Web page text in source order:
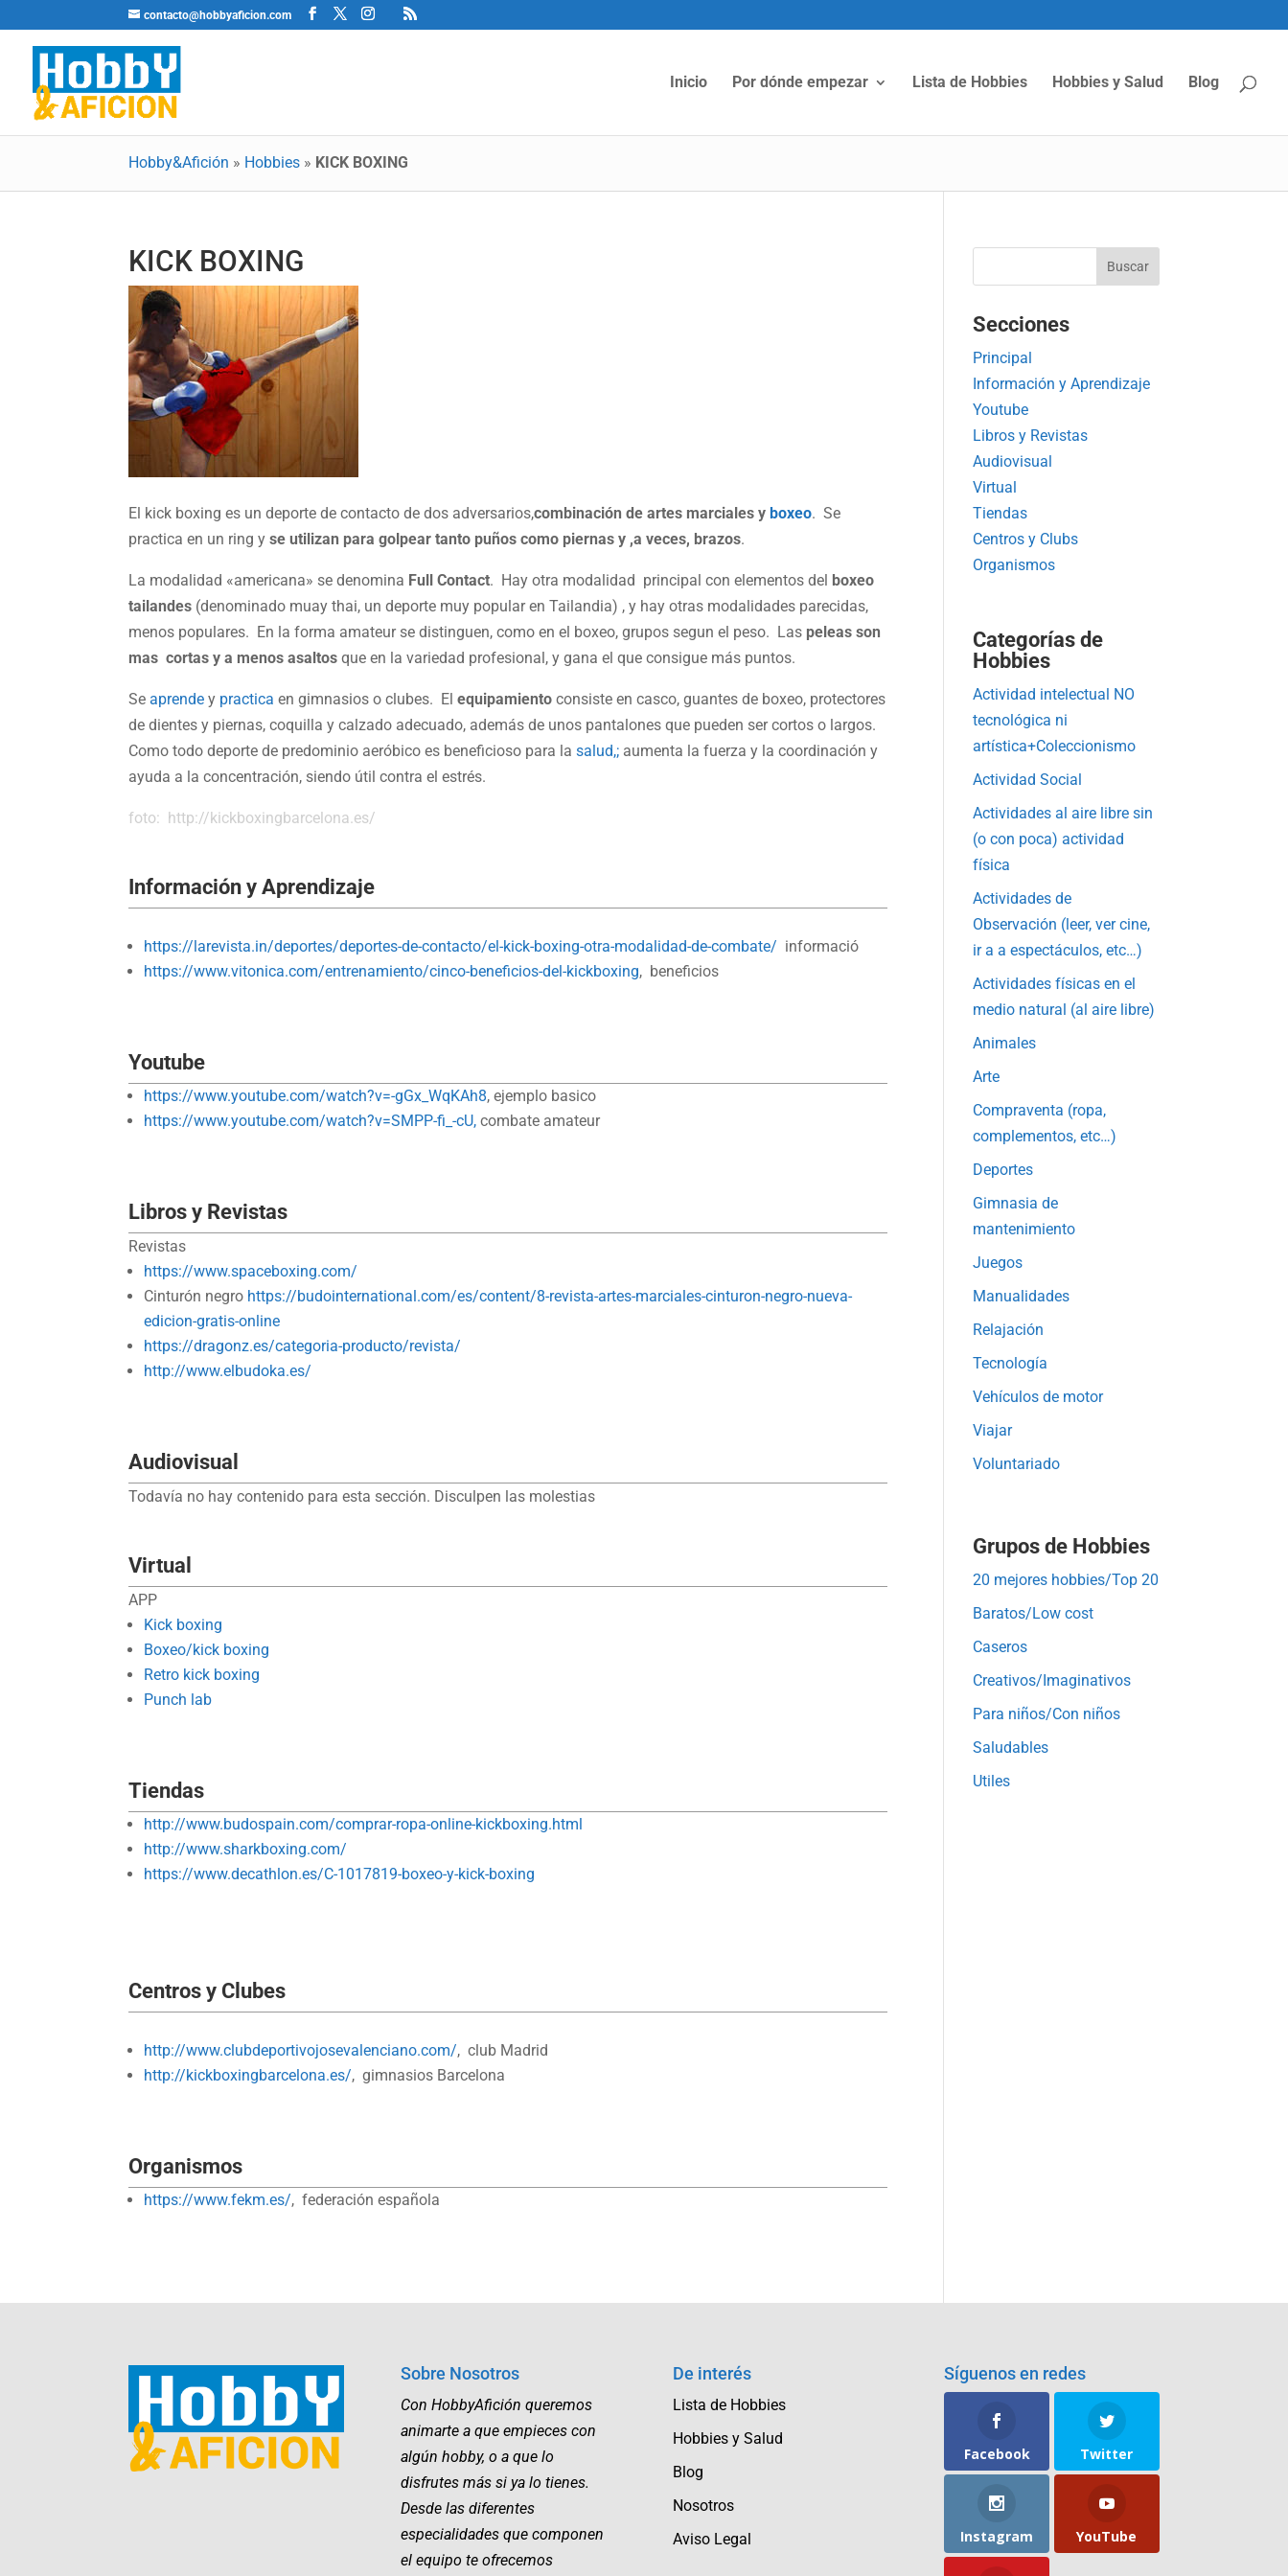
contacto@hobbyaficion.com
Hobby&Afición » Hobbies » KICK BOXING
Inicio Por dónde empezar Lista de Hobbies Hobbies y Salud Blog
KICK BOXING
El kick boxing es un deporte de contacto de dos adversarios,combinación de artes marciales yboxeo. Se
practica en un ring yse utilizan para golpear tanto puños como piernas y ,a veces, brazos.
La modalidad «americana» se denomina Full Contact. Hay otra modalidad principal con elementos del boxeo
tailandes (denominado muay thai, un deporte muy popular en Tailandia) , y hay otras modalidades parecidas,
menos populares. En la forma amateur se distinguen, como en el boxeo, grupos segun el peso. Las peleas son
mas cortas y a menos asaltos que en la variedad profesional, y gana el que consigue más puntos.
Seaprende y practica en gimnasios o clubes. Elequipamiento consiste en casco, guantes de boxeo, protectores
de dientes y piernas, coquilla y calzado adecuado, además de unos pantalones que pueden ser cortos o largos.
Como todo deporte de predominio aeróbico es beneficioso para lasalud,; aumenta la fuerza y la coordinación y
ayuda a la concentración, siendo útil contra el estrés.
foto: http://kickboxingbarcelona.es/
Información y Aprendizaje
https://larevista.in/deportes/deportes-de-contacto/el-kick-boxing-otra-modalidad-de-combate/ informació
https://www.vitonica.com/entrenamiento/cinco-beneficios-del-kickboxing, beneficios
Youtube
https://www.youtube.com/watch?v=-gGx_WqKAh8, ejemplo basico
https://www.youtube.com/watch?v=SMPP-fi_-cU, combate amateur
Libros y Revistas
Revistas
https://www.spaceboxing.com/
Cinturón negro https://budointernational.com/es/content/8-revista-artes-marciales-cinturon-negro-nueva-
edicion-gratis-online
https://dragonz.es/categoria-producto/revista/
http://www.elbudoka.es/
Audiovisual
Todavía no hay contenido para esta sección. Disculpen las molestias
Virtual
APP
Kick boxing
Boxeo/kick boxing
Retro kick boxing
Punch lab
Tiendas
http://www.budospain.com/comprar-ropa-online-kickboxing.html
http://www.sharkboxing.com/
https://www.decathlon.es/C-1017819-boxeo-y-kick-boxing
Centros y Clubes
http://www.clubdeportivojosevalenciano.com/, club Madrid
http://kickboxingbarcelona.es/, gimnasios Barcelona
Organismos
https://www.fekm.es/, federación española
Secciones
Principal
Información y Aprendizaje
Youtube
Libros y Revistas
Audiovisual
Virtual
Tiendas
Centros y Clubs
Organismos
Categorías de
Hobbies
Actividad intelectual NO
tecnológica ni
artística+Coleccionismo
Actividad Social
Actividades al aire libre sin
(o con poca) actividad
física
Actividades de
Observación (leer, ver cine,
ir a a espectáculos, etc…)
Actividades físicas en el
medio natural (al aire libre)
Animales
Arte
Compraventa (ropa,
complementos, etc…)
Deportes
Gimnasia de
mantenimiento
Juegos
Manualidades
Relajación
Tecnología
Vehículos de motor
Viajar
Voluntariado
Grupos de Hobbies
20 mejores hobbies/Top 20
Baratos/Low cost
Caseros
Creativos/Imaginativos
Para niños/Con niños
Saludables
Utiles
Sobre Nosotros
Con HobbyAfición queremos
animarte a que empieces con
algún hobby, o a que lo
disfrutes más si ya lo tienes.
Desde las diferentes
especialidades que componen
el equipo te ofrecemos
De interés
Lista de Hobbies
Hobbies y Salud
Blog
Nosotros
Aviso Legal
Síguenos en redes
Facebook Twitter
Instagram YouTube